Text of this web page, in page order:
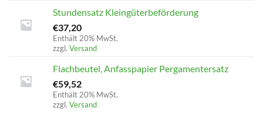
Stundensatz Kleingüterbeförderung
€37,20
Enthält 20% MwSt.
zzgl. Versand
Flachbeutel, Anfasspapier Pergamentersatz
€59,52
Enthält 20% MwSt.
zzgl. Versand